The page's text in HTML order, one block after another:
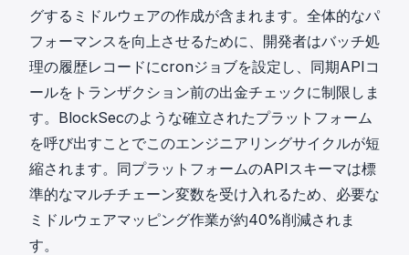
グするミドルウェアの作成が含まれます。全体的なパ
フォーマンスを向上させるために、開発者はバッチ処
理の履歴レコードにcronジョブを設定し、同期APIコ
ールをトランザクション前の出金チェックに制限しま
す。 BlockSecのような確立されたプラットフォーム
を呼び出すことでこのエンジニアリングサイクルが短
縮されます。同プラットフォームのAPIスキーマは標
準的なマルチチェーン変数を受け入れるため、必要な
ミドルウェアマッピング作業が約40%削減されま
す。